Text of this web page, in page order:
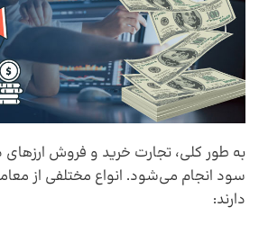
به طور کلی، تجارت خرید و فروش
سود انجام می‌شود. انواع مختلفی از
دارند: